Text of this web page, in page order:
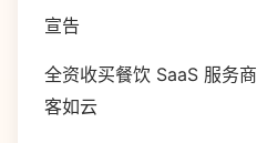
宣告
全资收买餐饮 SaaS 服务商
客如云